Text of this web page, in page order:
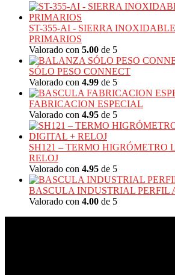
ST-355-AI - SIERRA
PRIMARIOS
Valorado con 5.00 de 5
SÓLO PESO CONNECT
Valorado con 4.99 de 5
FABRICACION ESPECIAL
Valorado con 4.95 de 5
SH121 – TERMO HIGRÓMETRO
RELOJ
Valorado con 4.95 de 5
BASCULA INDUSTRIAL PERFIL
Valorado con 4.00 de 5